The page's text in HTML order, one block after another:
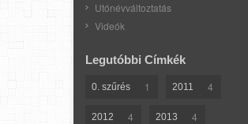
Utónévváltoztatás
Videók
Legutóbbi Címkék
0. szűrés 1 2011 4
2012 4 2013 4